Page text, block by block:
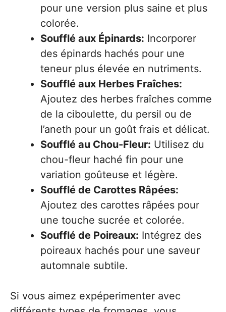
pour une version plus saine et plus
colorée.
Soufflé aux Épinards: Incorporer
des épinards hachés pour une
teneur plus élevée en nutriments.
Soufflé aux Herbes Fraîches:
Ajoutez des herbes fraîches comme
de la ciboulette, du persil ou de
l’aneth pour un goût frais et délicat.
Soufflé au Chou-Fleur: Utilisez du
chou-fleur haché fin pour une
variation goûteuse et légère.
Soufflé de Carottes Râpées:
Ajoutez des carottes râpées pour
une touche sucrée et colorée.
Soufflé de Poireaux: Intégrez des
poireaux hachés pour une saveur
automnale subtile.
Si vous aimez expéperimenter avec